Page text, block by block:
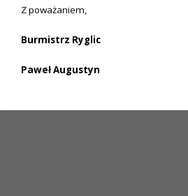
Z poważaniem,
Burmistrz Ryglic
Paweł Augustyn